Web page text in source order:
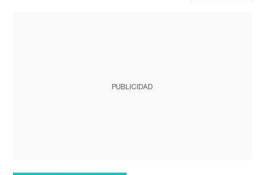
PUBLICIDAD